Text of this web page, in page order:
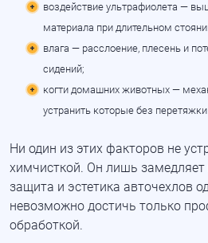
воздействие ультрафиолета —
материала при длительном
влага — расслоение, плесень и
сидений;
когти домашних животных —
устранить которые без
Ни один из этих факторов не
химчисткой. Он лишь замедляет
защита и эстетика авточехлов
невозможно достичь только
обработкой.